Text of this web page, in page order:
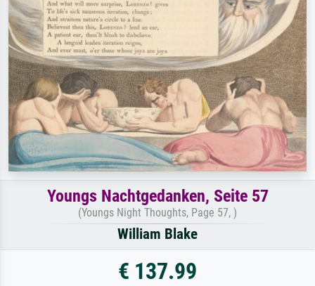
Youngs Nachtgedanken, Seite 57
(Youngs Night Thoughts, Page 57, )
William Blake
€ 137.99